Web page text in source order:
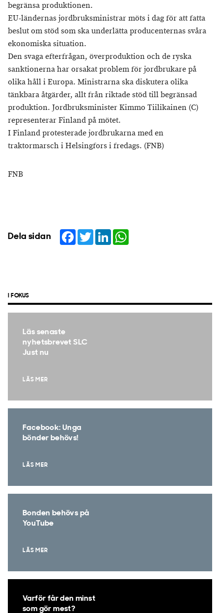
begränsa produktionen.
EU-ländernas jordbruksministrar möts i dag för att fatta
beslut om stöd som ska underlätta producenternas svåra
ekonomiska situation.
Den svaga efterfrågan, överproduktion och de ryska
sanktionerna har orsakat problem för jordbrukare på
olika håll i Europa. Ministrarna ska diskutera olika
tänkbara åtgärder, allt från riktade stöd till begränsad
produktion. Jordbruksminister Kimmo Tiilikainen (C)
representerar Finland på mötet.
I Finland protesterade jordbrukarna med en
traktormarsch i Helsingfors i fredags. (FNB)
FNB
Dela sidan Facebook
TwitterLinkedIn
I FOKUS
Läs senaste
nyhetsbrevet SLC
Just nu
LÄS MER
Facebook: Unga
bönder behövs!
LÄS MER
Bonden behövs på
YouTube
LÄS MER
Varför får den minst
som gör mest?